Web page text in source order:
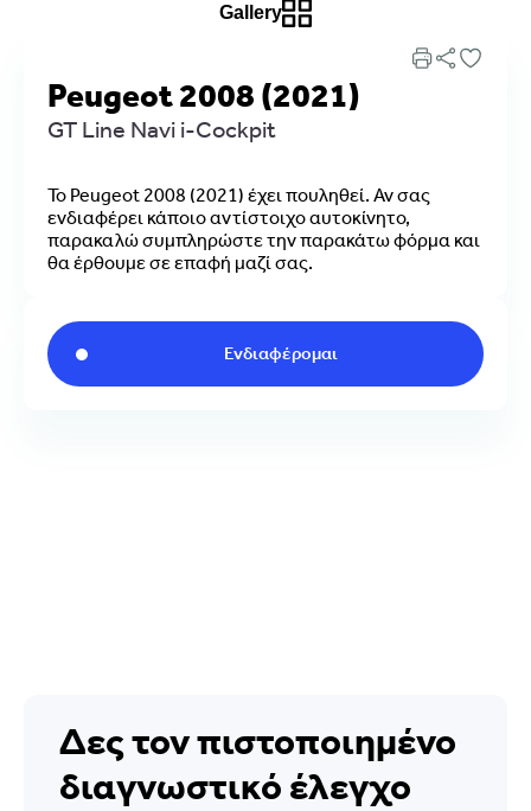
Gallery
Peugeot 2008 (2021)
GT Line Navi i-Cockpit
Το Peugeot 2008 (2021) έχει πουληθεί. Αν σας
ενδιαφέρει κάποιο αντίστοιχο αυτοκίνητο,
παρακαλώ συμπληρώστε την παρακάτω φόρμα και
θα έρθουμε σε επαφή μαζί σας.
Ενδιαφέρομαι
Δες τον πιστοποιημένο
διαγνωστικό έλεγχο